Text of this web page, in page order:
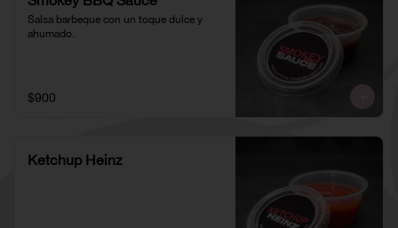
Salsa barbeque con un toque dulce y
ahumado.
$900
Ketchup Heinz